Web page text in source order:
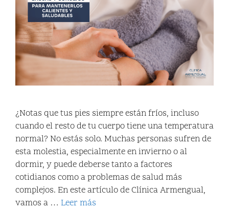
¿Notas que tus pies siempre están fríos, incluso
cuando el resto de tu cuerpo tiene una temperatura
normal? No estás solo. Muchas personas sufren de
esta molestia, especialmente en invierno o al
dormir, y puede deberse tanto a factores
cotidianos como a problemas de salud más
complejos. En este artículo de Clínica Armengual,
vamos a … Leer más